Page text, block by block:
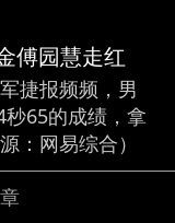
傅园慧走红
捷报频频，男
65的成绩，拿
：网易综合）